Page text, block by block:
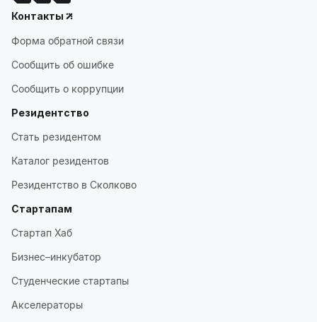
Контакты
Форма обратной связи
Сообщить об ошибке
Сообщить о коррупции
Резидентство
Стать резидентом
Каталог резидентов
Резидентство в Сколково
Стартапам
Стартап Хаб
Бизнес–инкубатор
Студенческие стартапы
Акселераторы